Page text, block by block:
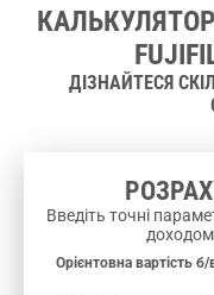
ДІЗНАЙТЕСЯ
Введіть точні
Орієнтовна вартість